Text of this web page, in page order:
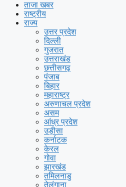
ताजा खबर
राष्ट्रीय
राज्य
उत्तर प्रदेश
दिल्ली
गुजरात
उत्तराखंड
छत्तीसगढ़
पंजाब
बिहार
महाराष्ट्र
अरुणाचल प्रदेश
असम
आंध्र प्रदेश
उड़ीसा
कर्नाटक
केरल
गोवा
झारखंड
तमिलनाडु
तेलंगाना